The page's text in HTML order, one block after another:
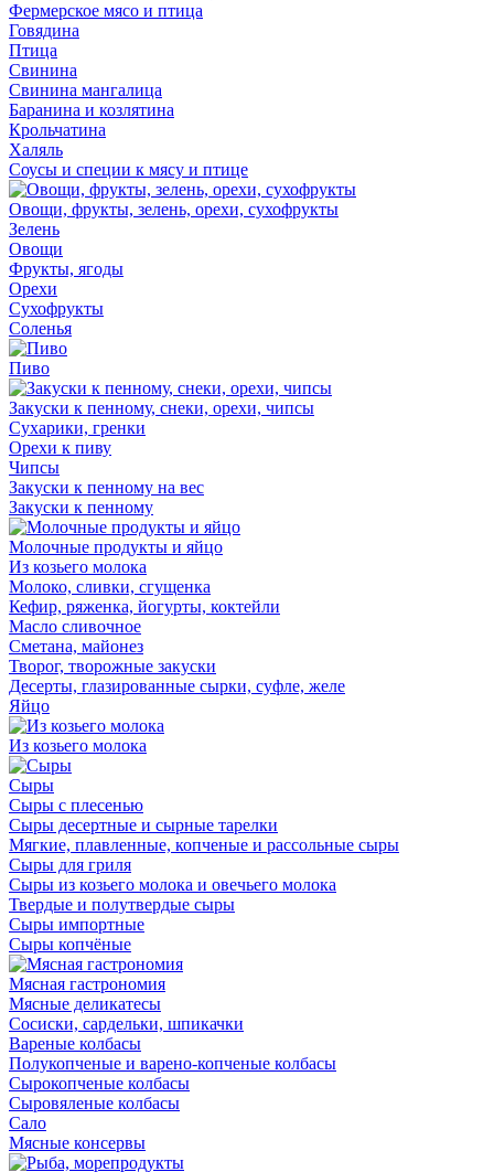
Фермерское мясо и птица
Говядина
Птица
Свинина
Свинина мангалица
Баранина и козлятина
Крольчатина
Халяль
Соусы и специи к мясу и птице
Овощи, фрукты, зелень, орехи, сухофрукты
Зелень
Овощи
Фрукты, ягоды
Орехи
Сухофрукты
Соленья
Пиво
Закуски к пенному, снеки, орехи, чипсы
Сухарики, гренки
Орехи к пиву
Чипсы
Закуски к пенному на вес
Закуски к пенному
Молочные продукты и яйцо
Из козьего молока
Молоко, сливки, сгущенка
Кефир, ряженка, йогурты, коктейли
Масло сливочное
Сметана, майонез
Творог, творожные закуски
Десерты, глазированные сырки, суфле, желе
Яйцо
Из козьего молока
Сыры
Сыры с плесенью
Сыры десертные и сырные тарелки
Мягкие, плавленные, копченые и рассольные сыры
Сыры для гриля
Сыры из козьего молока и овечьего молока
Твердые и полутвердые сыры
Сыры импортные
Сыры копчёные
Мясная гастрономия
Мясные деликатесы
Сосиски, сардельки, шпикачки
Вареные колбасы
Полукопченые и варено-копченые колбасы
Сырокопченые колбасы
Сыровяленые колбасы
Сало
Мясные консервы